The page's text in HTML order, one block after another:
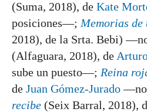
(Suma, 2018), de Kate
posiciones—; Memorias de
2018), de la Srta. Bebi)
(Alfaguara, 2018), de
sube un puesto—; Reina
de Juan Gómez-Jurado
recibe (Seix Barral, 2018),